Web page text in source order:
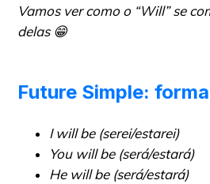
Vamos ver como o “Will” se
delas 😁
Future Simple:
I will be (serei/estarei)
You will be (será/estará)
He will be (será/estará)